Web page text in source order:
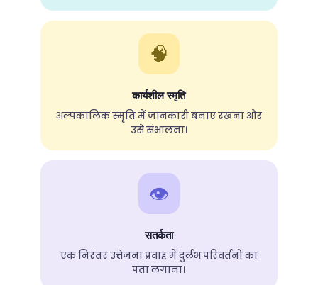
🧠
कार्यशील स्मृति
अल्पकालिक स्मृति में जानकारी बनाए रखना और
उसे संभालना।
👁️
सतर्कता
एक निरंतर उत्तेजना प्रवाह में दुर्लभ परिवर्तनों का
पता लगाना।